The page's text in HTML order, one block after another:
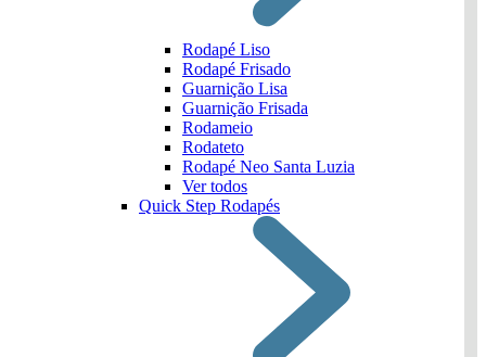
Rodapé Liso
Rodapé Frisado
Guarnição Lisa
Guarnição Frisada
Rodameio
Rodateto
Rodapé Neo Santa Luzia
Ver todos
Quick Step Rodapés